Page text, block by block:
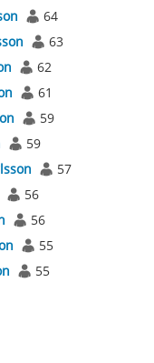
64
63
62
61
59
59
57
56
56
55
55